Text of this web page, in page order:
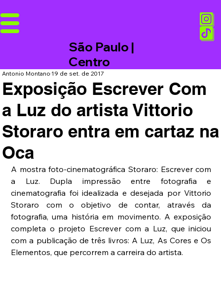
São Paulo |
Centro
Exposição Escrever Com
a Luz do artista Vittorio
Storaro entra em cartaz na
Oca
Antonio Montano19 de set. de 2017
A mostra foto-cinematográfica Storaro: Escrever com
a Luz. Dupla impressão entre fotografia e
cinematografia foi idealizada e desejada por Vittorio
Storaro com o objetivo de contar, através da
fotografia, uma história em movimento. A exposição
completa o projeto Escrever com a Luz, que iniciou
com a publicação de três livros: A Luz, As Cores e Os
Elementos, que percorrem a carreira do artista.